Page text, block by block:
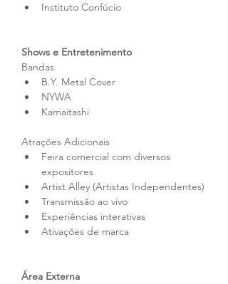
Instituto Confúcio
Shows e Entretenimento
Bandas
B.Y. Metal Cover
NYWA
Kamaitashi
Atrações Adicionais
Feira comercial com diversos
expositores
Artist Alley (Artistas Independentes)
Transmissão ao vivo
Experiências interativas
Ativações de marca
Área Externa